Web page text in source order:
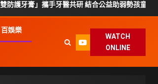
」攜手牙醫共研 結合公益助弱勢孩童護齒
百娛樂
WATCH
ONLINE